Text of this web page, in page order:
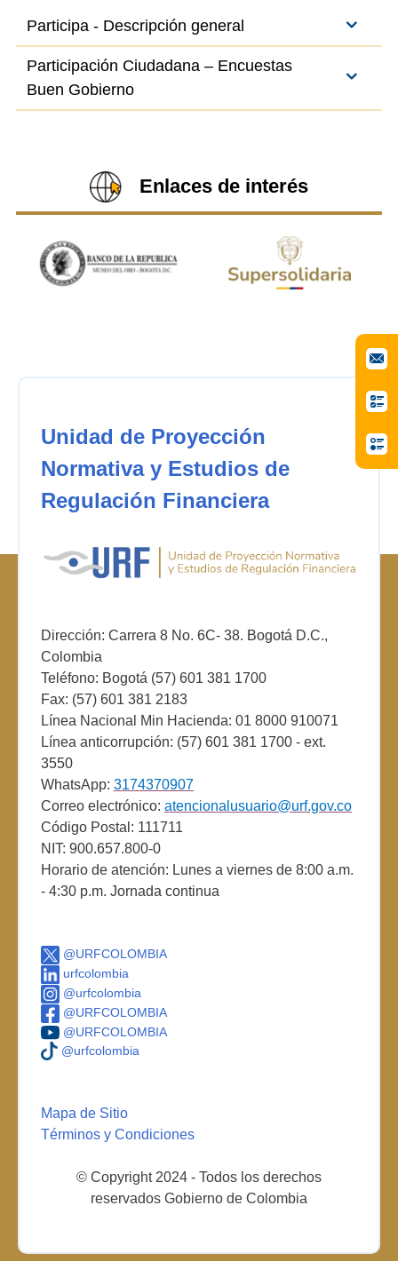
Participa - Descripción general
Participación Ciudadana – Encuestas
Buen Gobierno
Enlaces de interés
Unidad de Proyección
Normativa y Estudios de
Regulación Financiera
Dirección: Carrera 8 No. 6C- 38. Bogotá D.C.,
Colombia
Teléfono: Bogotá (57) 601 381 1700
Fax: (57) 601 381 2183
Línea Nacional Min Hacienda: 01 8000 910071
Línea anticorrupción: (57) 601 381 1700 - ext.
3550
WhatsApp: 3174370907
Correo electrónico: atencionalusuario@urf.gov.co
Código Postal: 111711
NIT: 900.657.800-0
Horario de atención: Lunes a viernes de 8:00 a.m.
- 4:30 p.m. Jornada continua
@URFCOLOMBIA
urfcolombia
@urfcolombia
@URFCOLOMBIA
@URFCOLOMBIA
@urfcolombia
Mapa de Sitio
Términos y Condiciones
© Copyright 2024 - Todos los derechos
reservados Gobierno de Colombia